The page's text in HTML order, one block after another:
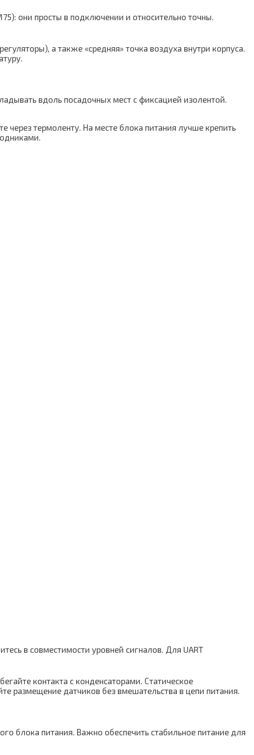
они просты в подключении и относительно точны.
а также «средняя» точка воздуха внутри корпуса.
вдоль посадочных мест с фиксацией изолентой.
термоленту. На месте блока питания лучше крепить
в совместимости уровней сигналов. Для UART
контакта с конденсаторами. Статическое
размещение датчиков без вмешательства в цепи питания.
блока питания. Важно обеспечить стабильное питание для